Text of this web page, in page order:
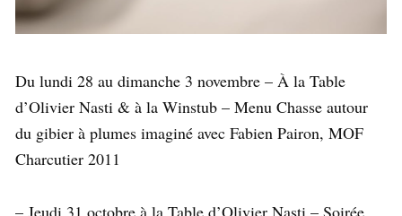
Du lundi 28 au dimanche 3 novembre – À la Table
d’Olivier Nasti & à la Winstub – Menu Chasse autour
du gibier à plumes imaginé avec Fabien Pairon, MOF
Charcutier 2011
– Jeudi 31 octobre à la Table d’Olivier Nasti – Soirée